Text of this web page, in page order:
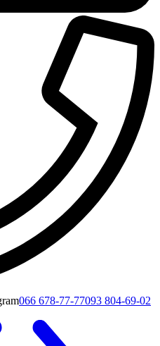
066 678-77-77093 804-69-02